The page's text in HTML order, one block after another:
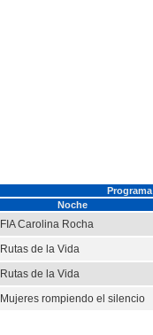
Programa
Noche
FIA Carolina Rocha
Rutas de la Vida
Rutas de la Vida
Mujeres rompiendo el silencio